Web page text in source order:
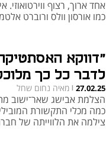
אחד ארוך, רצוף
כמו אורסון וולס ורוברט
"דווקא
לדבר כל כך
27.02.25
| מאיה נחום שחל
הצלמת אבישג שאר־ישוב
צילמה את הלווייתה של